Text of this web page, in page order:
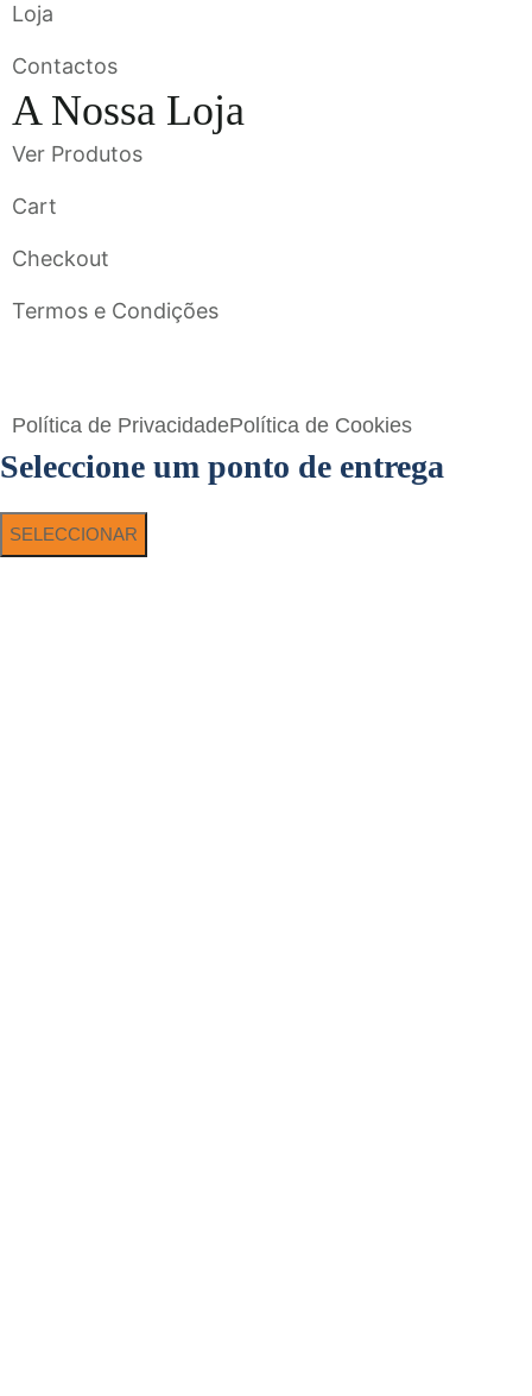
Loja
Contactos
A Nossa Loja
Ver Produtos
Cart
Checkout
Termos e Condições
Política de PrivacidadePolítica de Cookies
Seleccione um ponto de entrega
SELECCIONAR